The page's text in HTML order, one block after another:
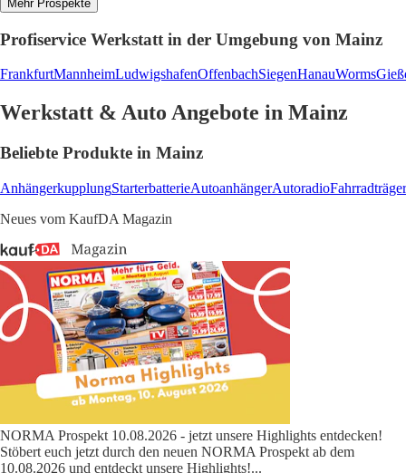
Mehr Prospekte
Profiservice Werkstatt in der Umgebung von Mainz
FrankfurtMannheimLudwigshafenOffenbachSiegenHanauWorms
Werkstatt & Auto Angebote in Mainz
Beliebte Produkte in Mainz
AnhängerkupplungStarterbatterieAutoanhängerAutoradioFahrradträger
Neues vom KaufDA Magazin
NORMA Prospekt 10.08.2026 - jetzt unsere Highlights entdecken!
Stöbert euch jetzt durch den neuen NORMA Prospekt ab dem
10.08.2026 und entdeckt unsere Highlights!...